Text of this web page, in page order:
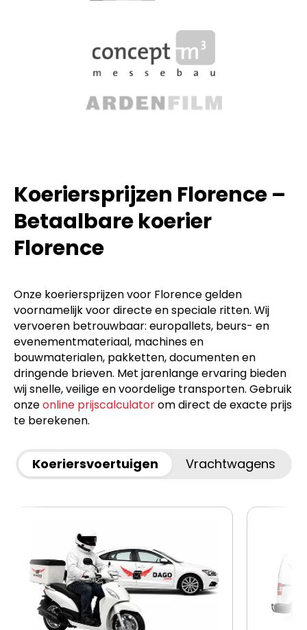
Koeriersprijzen Florence –
Betaalbare koerier
Florence
Onze koeriersprijzen voor Florence gelden
voornamelijk voor directe en speciale ritten. Wij
vervoeren betrouwbaar: europallets, beurs- en
evenementmateriaal, machines en
bouwmaterialen, pakketten, documenten en
dringende brieven. Met jarenlange ervaring bieden
wij snelle, veilige en voordelige transporten. Gebruik
onzeonline prijscalculatorom direct de exacte prijs
te berekenen.
Koeriersvoertuigen Vrachtwagens